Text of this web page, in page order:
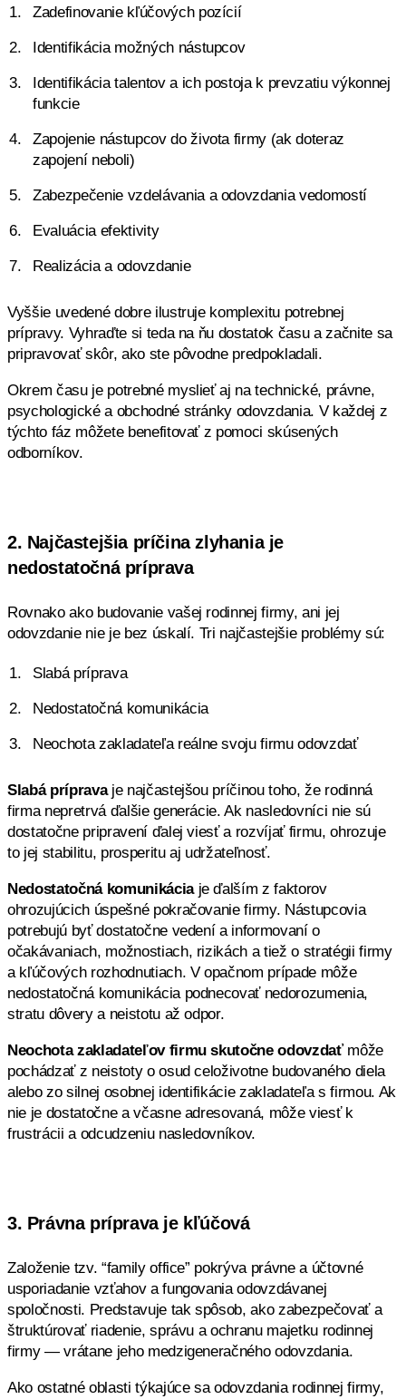
Zadefinovanie kľúčových pozícií
Identifikácia možných nástupcov
Identifikácia talentov a ich postoja k prevzatiu výkonnej
funkcie
Zapojenie nástupcov do života firmy (ak doteraz
zapojení neboli)
Zabezpečenie vzdelávania a odovzdania vedomostí
Evaluácia efektivity
Realizácia a odovzdanie
Vyššie uvedené dobre ilustruje komplexitu potrebnej
prípravy. Vyhraďte si teda na ňu dostatok času a začnite sa
pripravovať skôr, ako ste pôvodne predpokladali.
Okrem času je potrebné myslieť aj na technické, právne,
psychologické a obchodné stránky odovzdania. V každej z
týchto fáz môžete benefitovať z pomoci skúsených
odborníkov.
2. Najčastejšia príčina zlyhania je
nedostatočná príprava
Rovnako ako budovanie vašej rodinnej firmy, ani jej
odovzdanie nie je bez úskalí. Tri najčastejšie problémy sú:
Slabá príprava
Nedostatočná komunikácia
Neochota zakladateľa reálne svoju firmu odovzdať
Slabá príprava je najčastejšou príčinou toho, že rodinná
firma nepretrvá ďalšie generácie. Ak nasledovníci nie sú
dostatočne pripravení ďalej viesť a rozvíjať firmu, ohrozuje
to jej stabilitu, prosperitu aj udržateľnosť.
Nedostatočná komunikáciaje ďalším z faktorov
ohrozujúcich úspešné pokračovanie firmy. Nástupcovia
potrebujú byť dostatočne vedení a informovaní o
očakávaniach, možnostiach, rizikách a tiež o stratégii firmy
a kľúčových rozhodnutiach. V opačnom prípade môže
nedostatočná komunikácia podnecovať nedorozumenia,
stratu dôvery a neistotu až odpor.
Neochota zakladateľov firmu skutočne odovzdať môže
pochádzať z neistoty o osud celoživotne budovaného diela
alebo zo silnej osobnej identifikácie zakladateľa s firmou. Ak
nie je dostatočne a včasne adresovaná, môže viesť k
frustrácii a odcudzeniu nasledovníkov.
3. Právna príprava je kľúčová
Založenie tzv. “family office” pokrýva právne a účtovné
usporiadanie vzťahov a fungovania odovzdávanej
spoločnosti. Predstavuje tak spôsob, ako zabezpečovať a
štruktúrovať riadenie, správu a ochranu majetku rodinnej
firmy — vrátane jeho medzigeneračného odovzdania.
Ako ostatné oblasti týkajúce sa odovzdania rodinnej firmy,